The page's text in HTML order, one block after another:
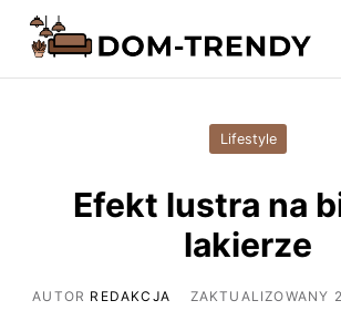
Lifestyle
Efekt lustra na
lakierze
AUTOR REDAKCJA ZAKTUALIZOWANY